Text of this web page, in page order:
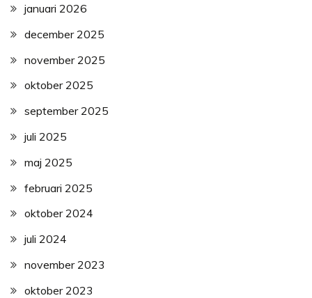
januari 2026
december 2025
november 2025
oktober 2025
september 2025
juli 2025
maj 2025
februari 2025
oktober 2024
juli 2024
november 2023
oktober 2023